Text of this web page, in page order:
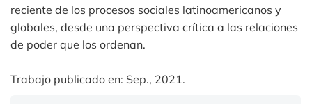
reciente de los procesos sociales latinoamericanos y
globales, desde una perspectiva crítica a las relaciones
de poder que los ordenan.
Trabajo publicado en: Sep., 2021.